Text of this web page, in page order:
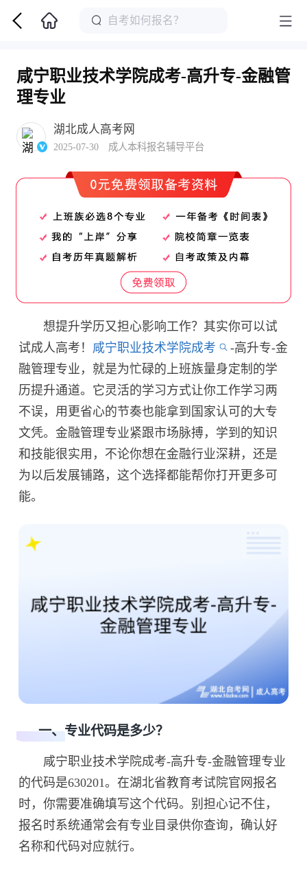
咸宁职业技术学院成考-高升专-金融管
理专业
湖北成人高考网
2025-07-30 成人本科报名辅导平台
想提升学历又担心影响工作？其实你可以试
试成人高考！ 咸宁职业技术学院成考
-高升专-金
融管理专业，就是为忙碌的上班族量身定制的学
历提升通道。它灵活的学习方式让你工作学习两
不误，用更省心的节奏也能拿到国家认可的大专
文凭。金融管理专业紧跟市场脉搏，学到的知识
和技能很实用，不论你想在金融行业深耕，还是
为以后发展铺路，这个选择都能帮你打开更多可
能。
一、专业代码是多少？
咸宁职业技术学院成考-高升专-金融管理专业
的代码是630201。在湖北省教育考试院官网报名
时，你需要准确填写这个代码。别担心记不住，
报名时系统通常会有专业目录供你查询，确认好
名称和代码对应就行。